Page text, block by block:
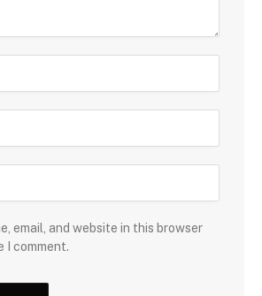
email, and website in this browser
I comment.